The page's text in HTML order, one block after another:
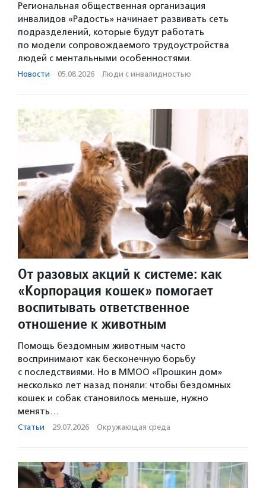
Региональная общественная организация
инвалидов «Радость» начинает развивать сеть
подразделений, которые будут работать
по модели сопровождаемого трудоустройства
людей с ментальными особенностями.
Новости · 05.08.2026 · Люди с инвалидностью
От разовых акций к системе: как
«Корпорация кошек» помогает
воспитывать ответственное
отношение к животным
Помощь бездомным животным часто
воспринимают как бесконечную борьбу
с последствиями. Но в ММОО «Прошкин дом»
несколько лет назад поняли: чтобы бездомных
кошек и собак становилось меньше, нужно
менять…
Статьи · 29.07.2026 · Окружающая среда